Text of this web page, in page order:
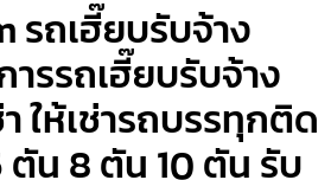
รถเฮี๊ยบรับจ้าง
รรถเฮี๊ยบรับจ้าง
ให้เช่ารถบรรทุกติด
ตัน 8 ตัน 10 ตัน รับ